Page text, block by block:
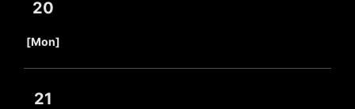
20
[Mon]
21